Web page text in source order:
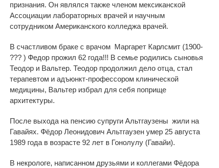
признания. Он являлся также членом мексиканской
Ассоциации лабораторных врачей и научным
сотрудником Американского колледжа врачей.
В счастливом браке с врачом Маргарет Карлсмит (1900-
??? ) Федор прожил 62 года!!! В семье родились сыновья
Теодор и Вальтер. Теодор продолжил дело отца, стал
терапевтом и адъюнкт-профессором клинической
медицины, Вальтер избрал для себя поприще
архитектуры.
После выхода на пенсию супруги Альтгаузены жили на
Гавайях. Фёдор Леонидович Альтгаузен умер 25 августа
1989 года в возрасте 92 лет в Гонолулу (Гавайи).
В некрологе, написанном друзьями и коллегами Фёдора